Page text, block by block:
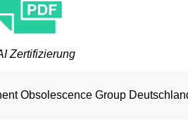
Zertifizierung
Obsolescence Group